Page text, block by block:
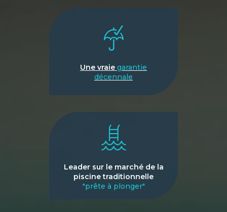
Une vraie garantie
décennale
Leader sur le marché de la
piscine traditionnelle
"prête à plonger"